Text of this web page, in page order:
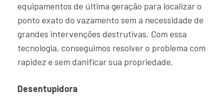
equipamentos de última geração para localizar o
ponto exato do vazamento sem a necessidade de
grandes intervenções destrutivas. Com essa
tecnologia, conseguimos resolver o problema com
rapidez e sem danificar sua propriedade.
Desentupidora